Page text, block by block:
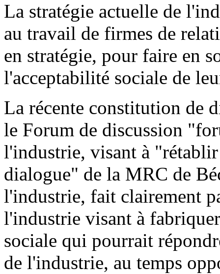
La stratégie actuelle de
au travail de firmes de
en stratégie, pour faire en
l'acceptabilité sociale de
La récente constitution de
le Forum de discussion
l'industrie, visant à
dialogue" de la MRC de
l'industrie, fait clairement
l'industrie visant à
sociale qui pourrait
de l'industrie, au temps